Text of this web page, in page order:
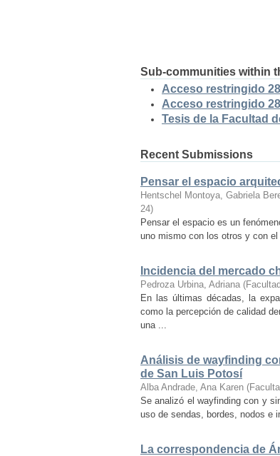
Sub-communities within
Acceso restringido
Acceso restringido
Tesis de la Facultad
Recent Submissions
Pensar el espacio
Hentschel Montoya, Gabriela
24)
Pensar el espacio es un
uno mismo con los otros y con
Incidencia del mercado
Pedroza Urbina, Adriana (
En las últimas décadas, la
como la percepción de calidad
una ...
Análisis de wayfinding
de San Luis Potosí
Alba Andrade, Ana Karen (
Se analizó el wayfinding con y
uso de sendas, bordes, nodos e
La correspondencia de